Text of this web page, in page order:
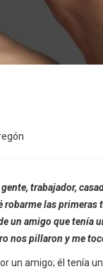
trabajador,
las primeras
un amigo que tenía
nos pillaron y me
un amigo; él tenía